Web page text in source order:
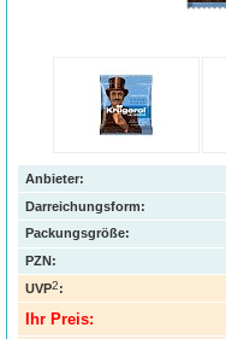
Anbieter:
Darreichungsform:
Packungsgröße:
PZN:
UVP2:
Ihr Preis: